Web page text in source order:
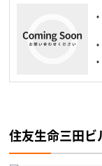
住友生命三田ビ